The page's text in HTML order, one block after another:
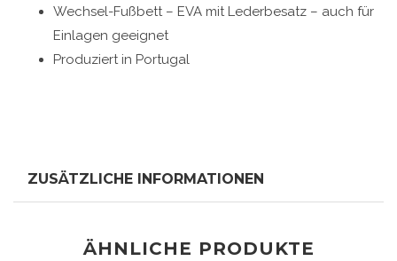
Wechsel-Fußbett – EVA mit Lederbesatz – auch für
Einlagen geeignet
Produziert in Portugal
ZUSÄTZLICHE INFORMATIONEN
ÄHNLICHE PRODUKTE